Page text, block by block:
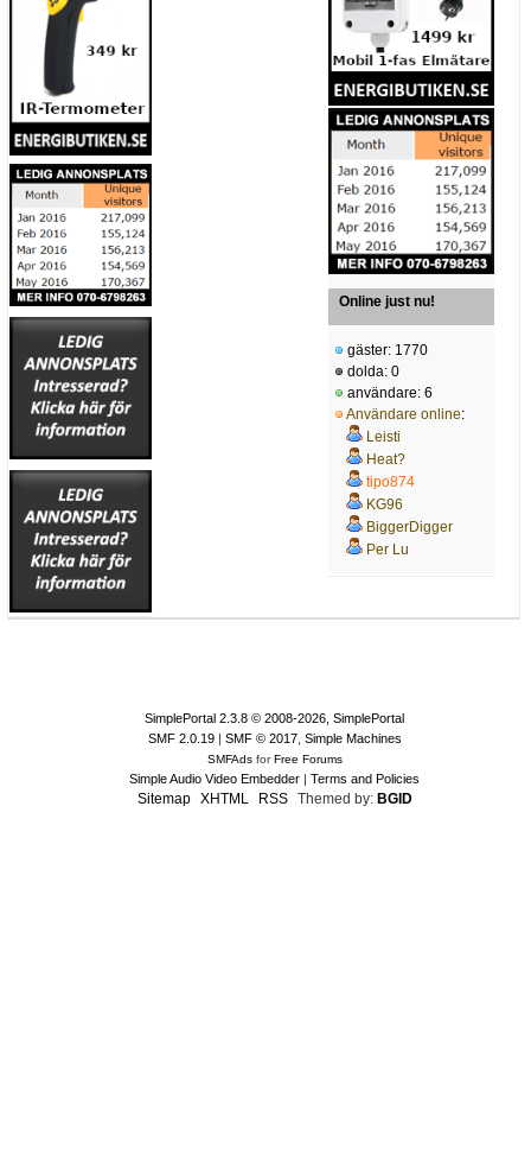
Online just nu!
gäster: 1770
dolda: 0
användare: 6
Användare online:
Leisti
Heat?
tipo874
KG96
BiggerDigger
Per Lu
SimplePortal 2.3.8 © 2008-2026, SimplePortal
SMF 2.0.19| SMF © 2017, Simple Machines
SMFAdsforFree Forums
Simple Audio Video Embedder | Terms and Policies
Sitemap XHTML RSS Themed by: BGID